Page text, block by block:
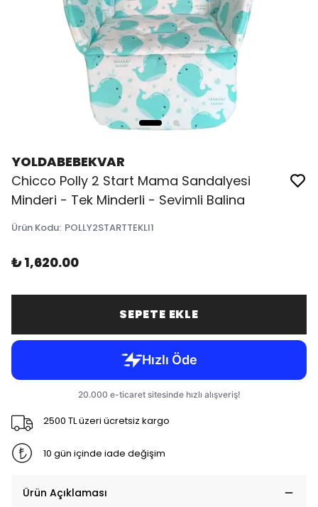
YOLDABEBEKVAR
Chicco Polly 2 Start Mama Sandalyesi
Minderi - Tek Minderli - Sevimli Balina
Ürün Kodu: POLLY2STARTTEKLI1
₺ 1,620.00
SEPETE EKLE
2500 TL üzeri ücretsiz kargo
10 gün içinde iade değişim
Ürün Açıklaması